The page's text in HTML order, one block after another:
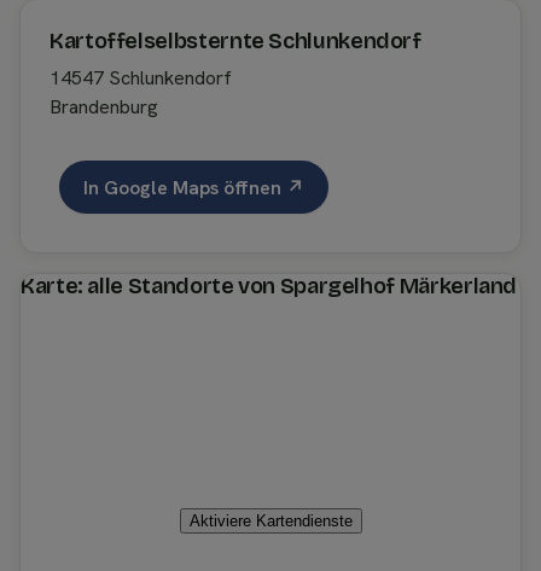
Kartoffelselbsternte Schlunkendorf
14547 Schlunkendorf
Brandenburg
In Google Maps öffnen ↗
Karte: alle Standorte von Spargelhof Märkerland
Aktiviere Kartendienste